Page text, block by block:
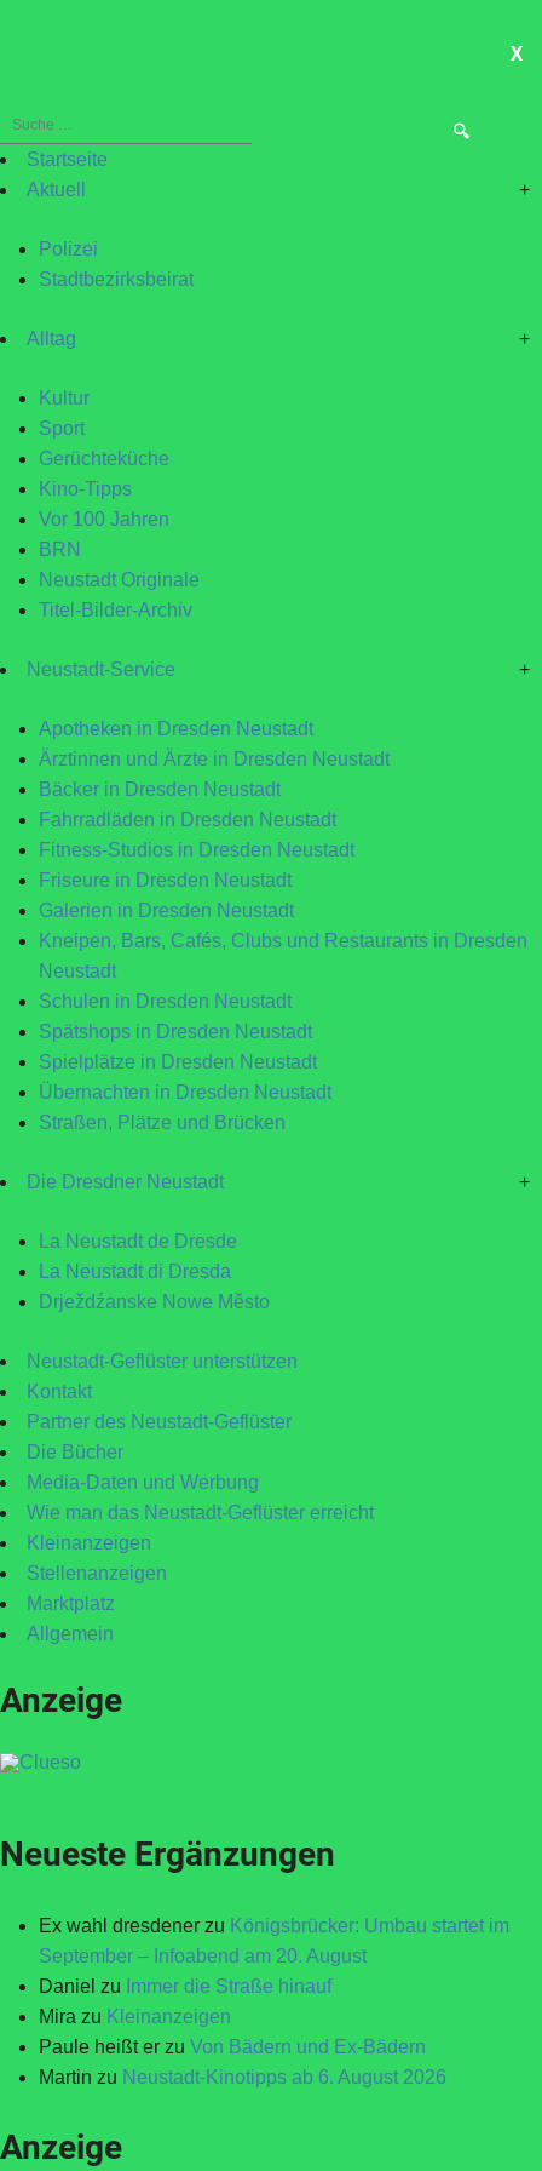
X
Suche
nach:Startseite
Aktuell
+
Polizei
Stadtbezirksbeirat
Alltag +
Kultur
Sport
Gerüchteküche
Kino-Tipps
Vor 100 Jahren
BRN
Neustadt Originale
Titel-Bilder-Archiv
Neustadt-Service +
Apotheken in Dresden Neustadt
Ärztinnen und Ärzte in Dresden Neustadt
Bäcker in Dresden Neustadt
Fahrradläden in Dresden Neustadt
Fitness-Studios in Dresden Neustadt
Friseure in Dresden Neustadt
Galerien in Dresden Neustadt
Kneipen, Bars, Cafés, Clubs und Restaurants in Dresden
Neustadt
Schulen in Dresden Neustadt
Spätshops in Dresden Neustadt
Spielplätze in Dresden Neustadt
Übernachten in Dresden Neustadt
Straßen, Plätze und Brücken
Die Dresdner Neustadt +
La Neustadt de Dresde
La Neustadt di Dresda
Drježdźanske Nowe Město
Neustadt-Geflüster unterstützen
Kontakt
Partner des Neustadt-Geflüster
Die Bücher
Media-Daten und Werbung
Wie man das Neustadt-Geflüster erreicht
Kleinanzeigen
Stellenanzeigen
Marktplatz
Allgemein
Anzeige
Neueste Ergänzungen
Ex wahl dresdener zu Königsbrücker: Umbau startet im
September – Infoabend am 20. August
Daniel zu Immer die Straße hinauf
Mira zu Kleinanzeigen
Paule heißt er zu Von Bädern und Ex-Bädern
Martin zu Neustadt-Kinotipps ab 6. August 2026
Anzeige